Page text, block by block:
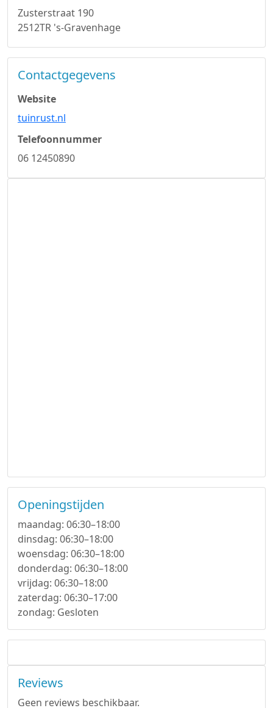
Zusterstraat 190
2512TR 's-Gravenhage
Contactgegevens
Website
tuinrust.nl
Telefoonnummer
06 12450890
Openingstijden
maandag: 06:30–18:00
dinsdag: 06:30–18:00
woensdag: 06:30–18:00
donderdag: 06:30–18:00
vrijdag: 06:30–18:00
zaterdag: 06:30–17:00
zondag: Gesloten
Reviews
Geen reviews beschikbaar.